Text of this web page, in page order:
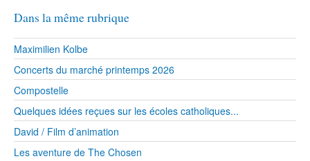
Dans la même rubrique
Maximilien Kolbe
Concerts du marché printemps 2026
Compostelle
Quelques idées reçues sur les écoles catholiques...
David / Film d’animation
Les aventure de The Chosen